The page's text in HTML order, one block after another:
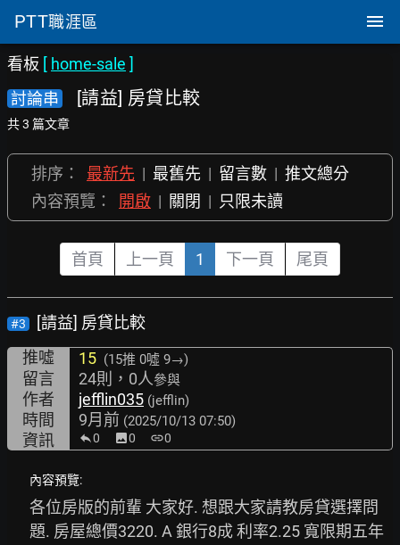
PTT職涯區
看板 [ home-sale ]
討論串
[請益] 房貸比較
共 3 篇文章
排序： 最新先 | 最舊先 | 留言數 | 推文總分
內容預覽：
開啟 | 關閉 | 只限未讀
首頁 上一頁 1 下一頁 尾頁
#3
[請益] 房貸比較
推噓
15 (15推 0噓 9→)
留言 24則，0人參與
作者 jefflin035 (jefflin)
時間 9月前 (2025/10/13 07:50)
資訊 0 image0 link0
內容預覽:
各位房版的前輩 大家好. 想跟大家請教房貸選擇問
題. 房屋總價3220. A 銀行8成 利率2.25 寬限期五年